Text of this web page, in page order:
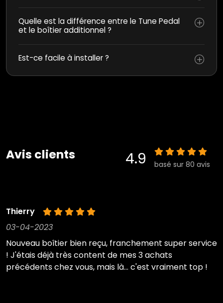
Quelle est la différence entre le Tune Pedal
et le boîtier additionnel ?
Est-ce facile à installer ?
Avis clients 4.9 basé sur 80 avis
Thierry
03-04-2023
Nouveau boîtier bien reçu, franchement super service
! J'étais déjà très content de mes 3 achats
précédents chez vous, mais là... c'est vraiment top !